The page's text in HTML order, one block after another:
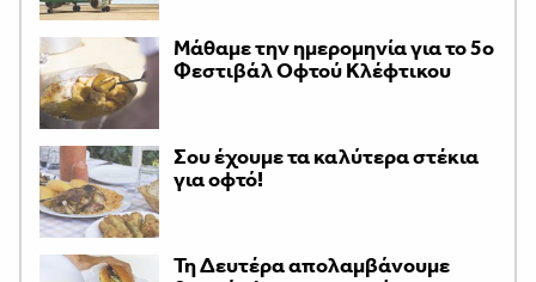
Μάθαμε την ημερομηνία για το 5ο
Φεστιβάλ Οφτού Κλέφτικου
Σου έχουμε τα καλύτερα στέκια
για οφτό!
Τη Δευτέρα απολαμβάνουμε